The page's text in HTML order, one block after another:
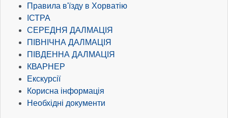
Правила в'їзду в Хорватію
ІСТРА
СЕРЕДНЯ ДАЛМАЦІЯ
ПІВНІЧНА ДАЛМАЦІЯ
ПІВДЕННА ДАЛМАЦІЯ
КВАРНЕР
Екскурсії
Корисна інформація
Необхідні документи